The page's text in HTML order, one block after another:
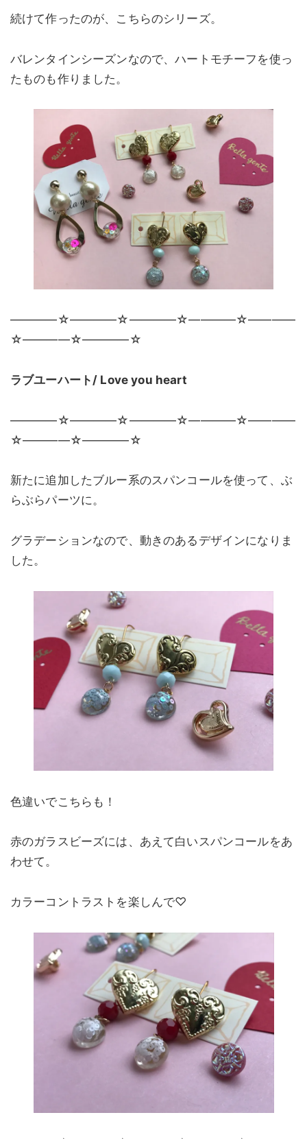
続けて作ったのが、こちらのシリーズ。
バレンタインシーズンなので、ハートモチーフを使っ
たものも作りました。
————☆————☆————☆————☆————
☆————☆————☆
ラブユーハート/ Love you heart
————☆————☆————☆————☆————
☆————☆————☆
新たに追加したブルー系のスパンコールを使って、ぶ
らぶらパーツに。
グラデーションなので、動きのあるデザインになりま
した。
色違いでこちらも！
赤のガラスビーズには、あえて白いスパンコールをあ
わせて。
カラーコントラストを楽しんで♡